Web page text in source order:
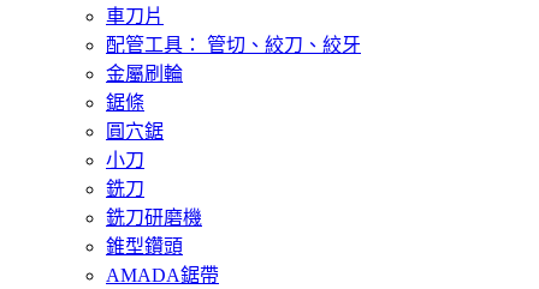
車刀片
配管工具： 管切、絞刀、絞牙
金屬刷輪
鋸條
圓穴鋸
小刀
銑刀
銑刀研磨機
錐型鑽頭
AMADA鋸帶